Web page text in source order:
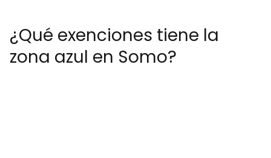
¿Qué exenciones tiene la
zona azul en Somo?